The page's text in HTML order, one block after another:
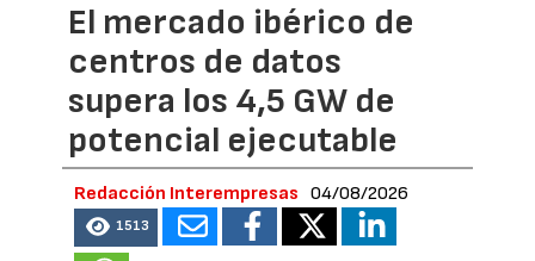
El mercado ibérico de
centros de datos
supera los 4,5 GW de
potencial ejecutable
Redacción Interempresas 04/08/2026
1513